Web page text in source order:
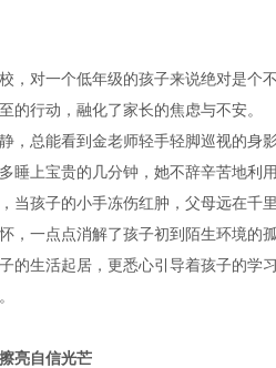
，对一个低年级的孩子来说绝对是个
的行动，融化了家长的焦虑与不安。
，总能看到金老师轻手轻脚巡视的身
睡上宝贵的几分钟，她不辞辛苦地
当孩子的小手冻伤红肿，父母远在千
一点点消解了孩子初到陌生环境的
的生活起居，更悉心引导着孩子的学
亮自信光芒